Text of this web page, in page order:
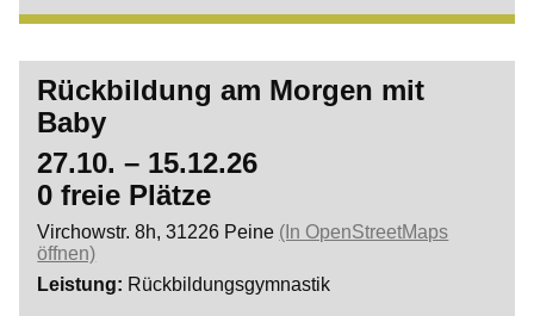
Rückbildung am Morgen mit
Baby
27.10. – 15.12.26
0 freie Plätze
Virchowstr. 8h, 31226 Peine (In OpenStreetMaps
öffnen)
Leistung
Rückbildungsgymnastik